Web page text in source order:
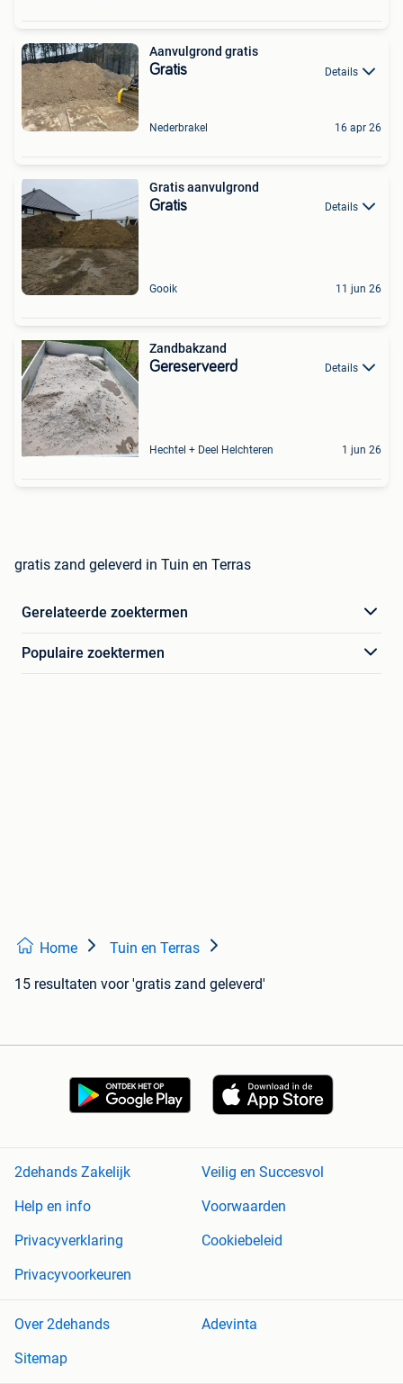
Aanvulgrond gratis
Gratis Details
Nederbrakel 16 apr 26
Gratis aanvulgrond
Gratis Details
Gooik 11 jun 26
Zandbakzand
Gereserveerd Details
Hechtel + Deel Helchteren 1 jun 26
gratis zand geleverd in Tuin en Terras
Gerelateerde zoektermen
Populaire zoektermen
Home Tuin en Terras
15 resultaten voor 'gratis zand geleverd'
2dehands Zakelijk
Veilig en Succesvol
Help en info
Voorwaarden
Privacyverklaring
Cookiebeleid
Privacyvoorkeuren
Over 2dehands
Adevinta
Sitemap